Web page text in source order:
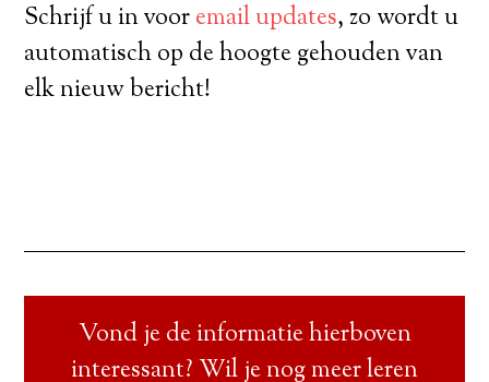
Schrijf u in vooremail updates, zo wordt u
automatisch op de hoogte gehouden van
elk nieuw bericht!
Vond je de informatie hierboven
interessant? Wil je nog meer leren